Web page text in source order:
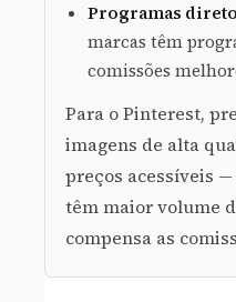
Programas
marcas têm
comissões
Para o Pinterest,
imagens de alta
preços acessíveis
têm maior volume
compensa as